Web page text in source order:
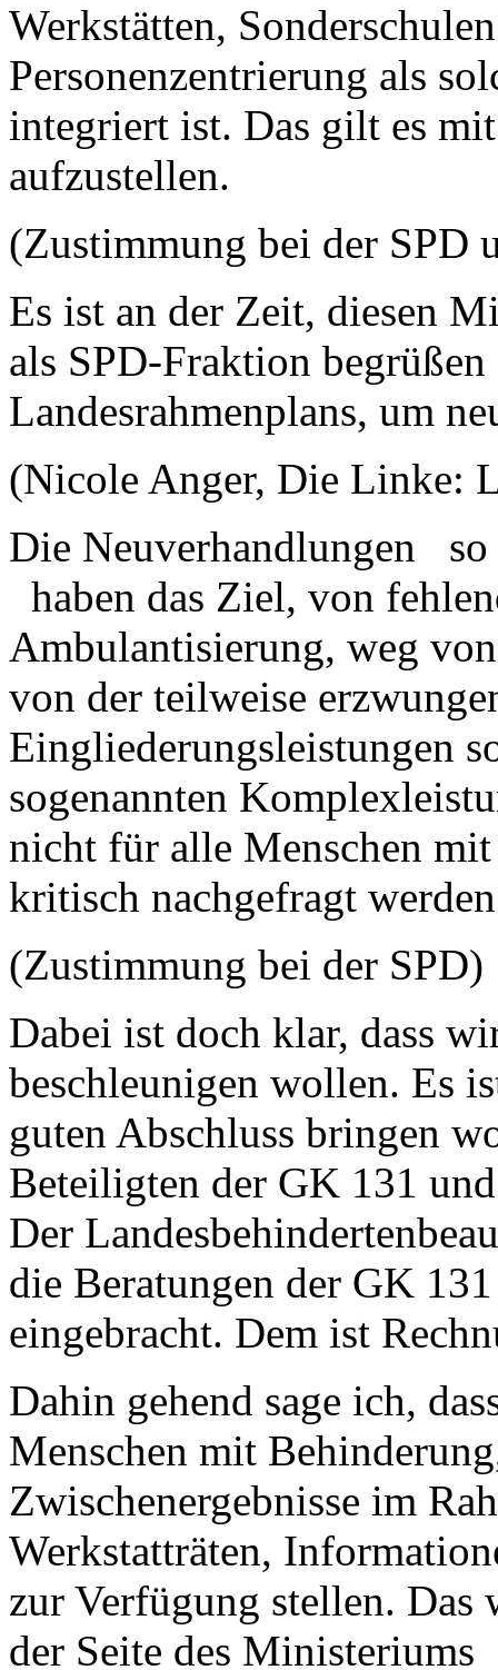
Werkstätten,
Personenzentrierung als
integriert ist. Das gilt es
aufzustellen.
(Zustimmung bei der SPD
Es ist an der Zeit, diesen
als SPD-Fraktion
Landesrahmenplans, um
(Nicole Anger, Die Linke:
Die Neuverhandlungen so
haben das Ziel, von
Ambulantisierung, weg
von der teilweise
Eingliederungsleistungen
sogenannten
nicht für alle Menschen
kritisch nachgefragt
(Zustimmung bei der SPD)
Dabei ist doch klar, dass
beschleunigen wollen. Es
guten Abschluss bringen
Beteiligten der GK 131
Der
die Beratungen der GK
eingebracht. Dem ist
Dahin gehend sage ich,
Menschen mit
Zwischenergebnisse im
Werkstatträten,
zur Verfügung stellen. Das
der Seite des